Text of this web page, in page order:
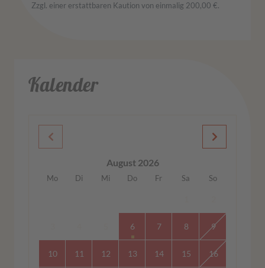
Zzgl. einer erstattbaren Kaution von einmalig 200,00 €.
Kalender
August 2026
Mo Di Mi Do Fr Sa So
6 7 8 9
10 11 12 13 14 15 16